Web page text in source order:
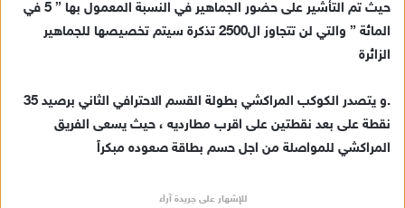
ل
ك
ن
ي
حيث تم التأشير على حضور الجماهير في النسبة المعمول بها ” 5 في
المائة ” والتي لن تتجاوز ال2500 تذكرة سيتم تخصيصها للجماهير
الزائرة
.و يتصدر الكوكب المراكشي بطولة القسم الاحترافي الثاني برصيد 35
نقطة على بعد نقطتين على اقرب مطارديه ، حيث يسعى الفريق
المراكشي للمواصلة من اجل حسم بطاقة صعوده مبكراً
للإشهار على جريدة آراء